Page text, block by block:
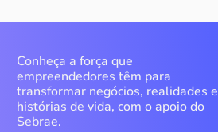
Conheça a força que
empreendedores têm para
transformar negócios, realidades e
histórias de vida, com o apoio do
Sebrae.